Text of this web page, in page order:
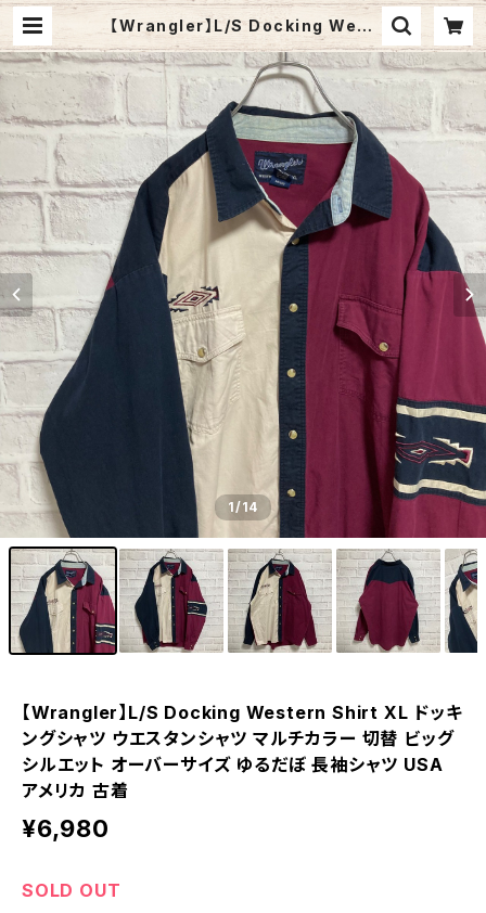
【Wrangler】L/S Docking West
ern Shirt XL ドッキングシャツ ウエ
スタンシャツ マルチカラー 切替 ビッ
グシルエット オーバーサイズ ゆるだ
ぼ 長袖シャツ USA アメリカ 古着 | F
uzzy Fuzzy
1/14
【Wrangler】L/S Docking Western Shirt XL ドッキ
ングシャツ ウエスタンシャツ マルチカラー 切替 ビッグ
シルエット オーバーサイズ ゆるだぼ 長袖シャツ USA
アメリカ 古着
¥6,980
SOLD OUT